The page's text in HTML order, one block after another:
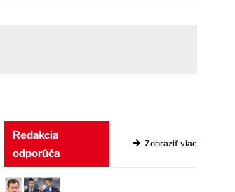
Redakcia
odporúča
Zobraziť viac